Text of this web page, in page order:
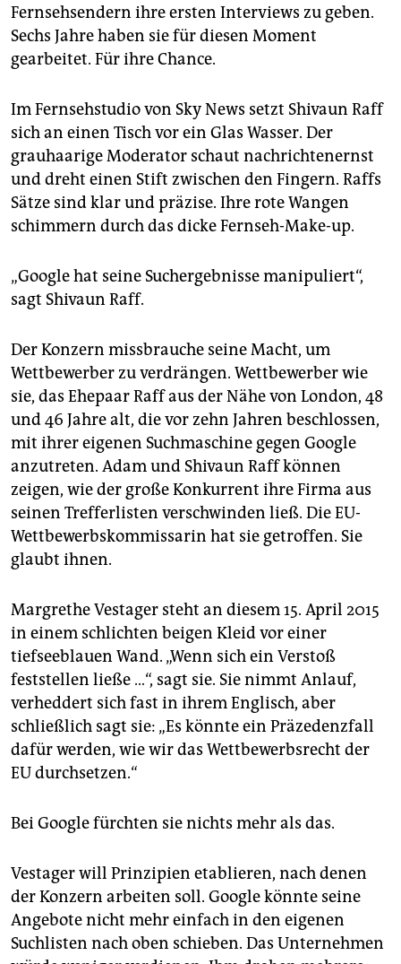
genossenschaft
epaper login
Fernsehsendern ihre ersten Interviews zu geben.
Sechs Jahre haben sie für diesen Moment
gearbeitet. Für ihre Chance.
Im Fernsehstudio von Sky News setzt Shivaun Raff
sich an einen Tisch vor ein Glas Wasser. Der
grauhaarige Moderator schaut nachrichtenernst
und dreht einen Stift zwischen den Fingern. Raffs
Sätze sind klar und präzise. Ihre rote Wangen
schimmern durch das dicke Fernseh-Make-up.
„Google hat seine Suchergebnisse manipuliert“,
sagt Shivaun Raff.
Der Konzern missbrauche seine Macht, um
Wettbewerber zu verdrängen. Wettbewerber wie
sie, das Ehepaar Raff aus der Nähe von London, 48
und 46 Jahre alt, die vor zehn Jahren beschlossen,
mit ihrer eigenen Suchmaschine gegen Google
anzutreten. Adam und Shivaun Raff können
zeigen, wie der große Konkurrent ihre Firma aus
seinen Trefferlisten verschwinden ließ. Die EU-
Wettbewerbskommissarin hat sie getroffen. Sie
glaubt ihnen.
Margrethe Vestager steht an diesem 15. April 2015
in einem schlichten beigen Kleid vor einer
tiefseeblauen Wand. „Wenn sich ein Verstoß
feststellen ließe …“, sagt sie. Sie nimmt Anlauf,
verheddert sich fast in ihrem Englisch, aber
schließlich sagt sie: „Es könnte ein Präzedenzfall
dafür werden, wie wir das Wettbewerbsrecht der
EU durchsetzen.“
Bei Google fürchten sie nichts mehr als das.
Vestager will Prinzipien etablieren, nach denen
der Konzern arbeiten soll. Google könnte seine
Angebote nicht mehr einfach in den eigenen
Suchlisten nach oben schieben. Das Unternehmen